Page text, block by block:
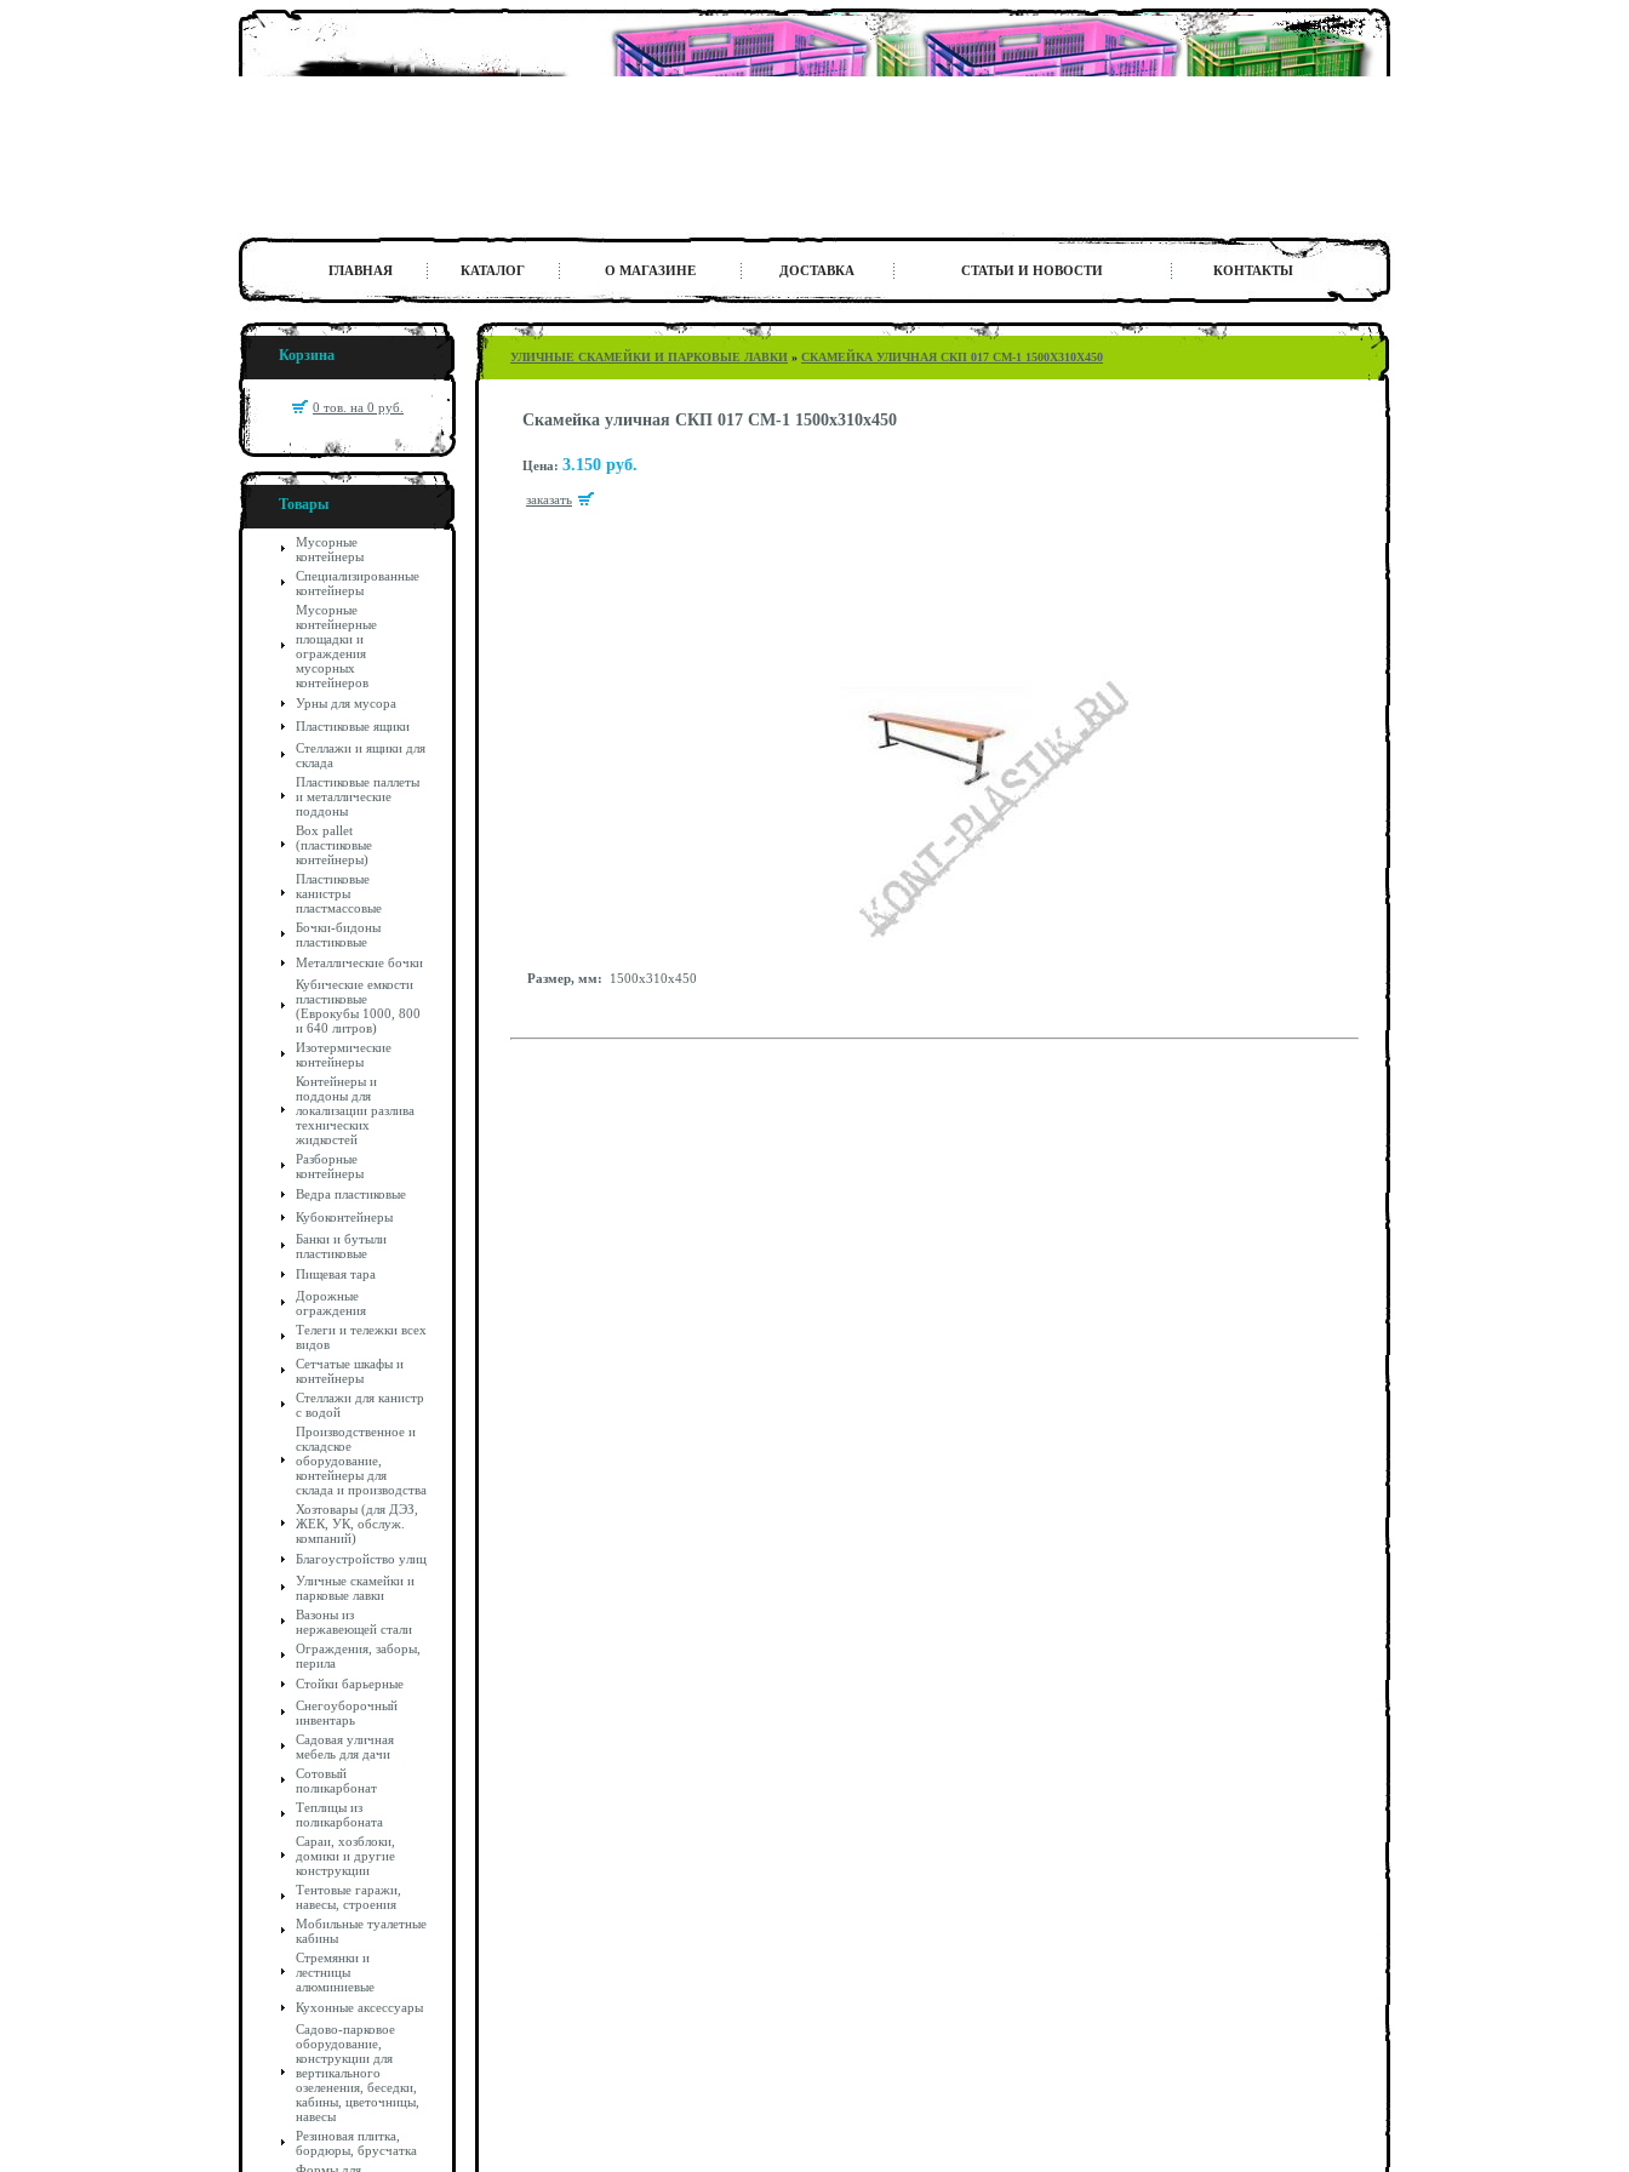
ГЛАВНАЯ КАТАЛОГ О МАГАЗИНЕ ДОСТАВКА СТАТЬИ И НОВОСТИ КОНТАКТЫ
Корзина
0 тов. на 0 руб.
Товары
Мусорные
контейнеры
Специализированные
контейнеры
Мусорные
контейнерные
площадки и
ограждения
мусорных
контейнеров
Урны для мусора
Пластиковые ящики
Стеллажи и ящики для
склада
Пластиковые паллеты
и металлические
поддоны
Box pallet
(пластиковые
контейнеры)
Пластиковые
канистры
пластмассовые
Бочки-бидоны
пластиковые
Металлические бочки
Кубические емкости
пластиковые
(Еврокубы 1000, 800
и 640 литров)
Изотермические
контейнеры
Контейнеры и
поддоны для
локализации разлива
технических
жидкостей
Разборные
контейнеры
Ведра пластиковые
Кубоконтейнеры
Банки и бутыли
пластиковые
Пищевая тара
Дорожные
ограждения
Телеги и тележки всех
видов
Сетчатые шкафы и
контейнеры
Стеллажи для канистр
с водой
Производственное и
складское
оборудование,
контейнеры для
склада и производства
Хозтовары (для ДЭЗ,
ЖЕК, УК, обслуж.
компаний)
Благоустройство улиц
Уличные скамейки и
парковые лавки
Вазоны из
нержавеющей стали
Ограждения, заборы,
перила
Стойки барьерные
Снегоуборочный
инвентарь
Садовая уличная
мебель для дачи
Сотовый
поликарбонат
Теплицы из
поликарбоната
Сараи, хозблоки,
домики и другие
конструкции
Тентовые гаражи,
навесы, строения
Мобильные туалетные
кабины
Стремянки и
лестницы
алюминиевые
Кухонные аксессуары
Садово-парковое
оборудование,
конструкции для
вертикального
озеленения, беседки,
кабины, цветочницы,
навесы
Резиновая плитка,
бордюры, брусчатка
УЛИЧНЫЕ СКАМЕЙКИ И ПАРКОВЫЕ ЛАВКИ » СКАМЕЙКА УЛИЧНАЯ СКП 017 СМ-1 1500X310X450
Скамейка уличная СКП 017 СМ-1 1500x310x450
Цена: 3.150 руб.
заказать
Размер, мм: 1500x310x450